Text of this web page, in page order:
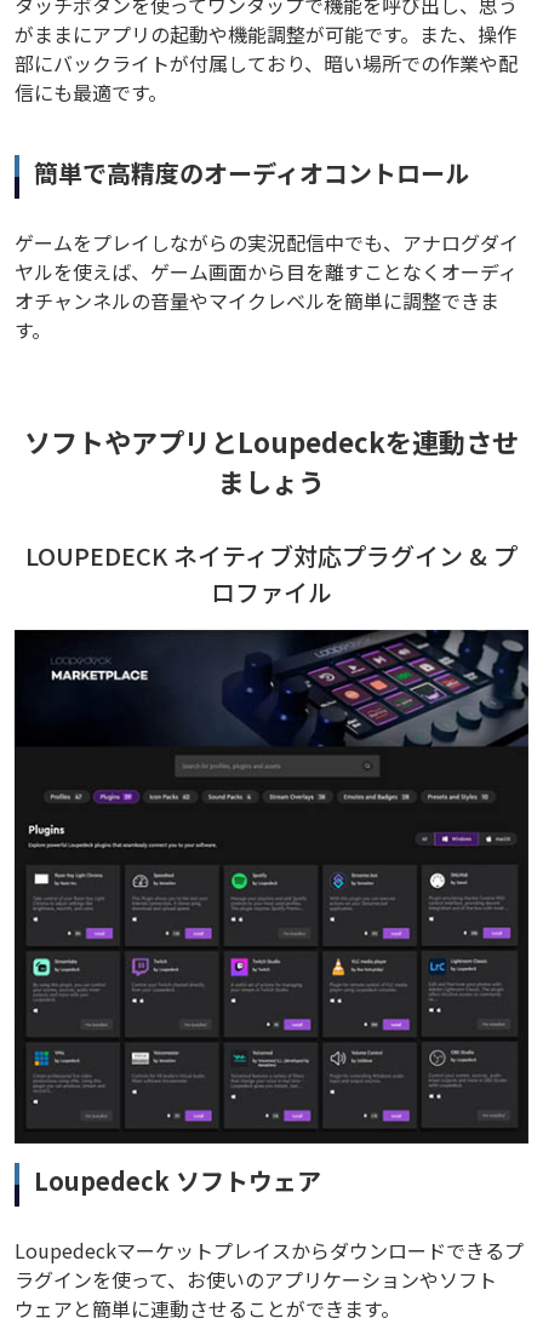
がままにアプリの起動や機能調整が可能です。また、操作
部にバックライトが付属しており、暗い場所での作業や配
信にも最適です。
簡単で高精度のオーディオコントロール
ゲームをプレイしながらの実況配信中でも、アナログダイ
ヤルを使えば、ゲーム画面から目を離すことなくオーディ
オチャンネルの音量やマイクレベルを簡単に調整できま
す。
ソフトやアプリとLoupedeckを連動させ
ましょう
LOUPEDECK ネイティブ対応プラグイン & プ
ロファイル
Loupedeck ソフトウェア
Loupedeckマーケットプレイスからダウンロードできるプ
ラグインを使って、お使いのアプリケーションやソフト
ウェアと簡単に連動させることができます。